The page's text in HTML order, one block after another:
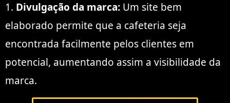
1. Divulgação da marca: Um site bem
elaborado permite que a cafeteria seja
encontrada facilmente pelos clientes em
potencial, aumentando assim a visibilidade da
marca.